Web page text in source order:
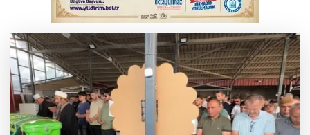
Serbest piyasada döviz fiyatları